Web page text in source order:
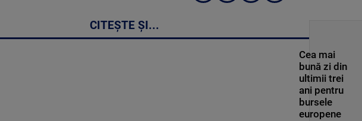
CITEȘTE ȘI...
Cea mai
bună zi din
ultimii trei
ani pentru
bursele
europene